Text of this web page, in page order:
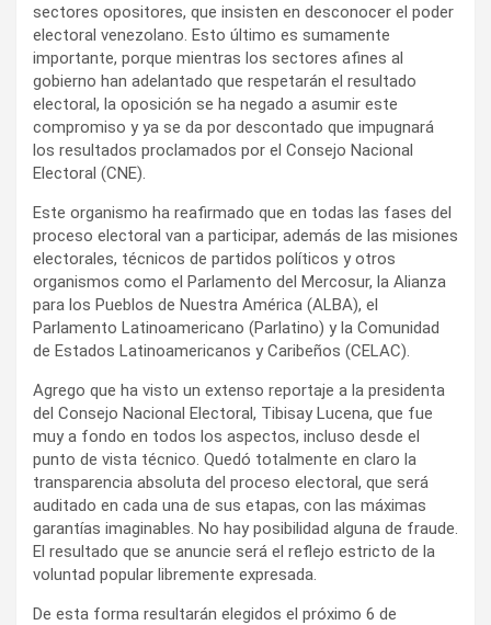
sectores opositores, que insisten en desconocer el poder
electoral venezolano. Esto último es sumamente
importante, porque mientras los sectores afines al
gobierno han adelantado que respetarán el resultado
electoral, la oposición se ha negado a asumir este
compromiso y ya se da por descontado que impugnará
los resultados proclamados por el Consejo Nacional
Electoral (CNE).
Este organismo ha reafirmado que en todas las fases del
proceso electoral van a participar, además de las misiones
electorales, técnicos de partidos políticos y otros
organismos como el Parlamento del Mercosur, la Alianza
para los Pueblos de Nuestra América (ALBA), el
Parlamento Latinoamericano (Parlatino) y la Comunidad
de Estados Latinoamericanos y Caribeños (CELAC).
Agrego que ha visto un extenso reportaje a la presidenta
del Consejo Nacional Electoral, Tibisay Lucena, que fue
muy a fondo en todos los aspectos, incluso desde el
punto de vista técnico. Quedó totalmente en claro la
transparencia absoluta del proceso electoral, que será
auditado en cada una de sus etapas, con las máximas
garantías imaginables. No hay posibilidad alguna de fraude.
El resultado que se anuncie será el reflejo estricto de la
voluntad popular libremente expresada.
De esta forma resultarán elegidos el próximo 6 de